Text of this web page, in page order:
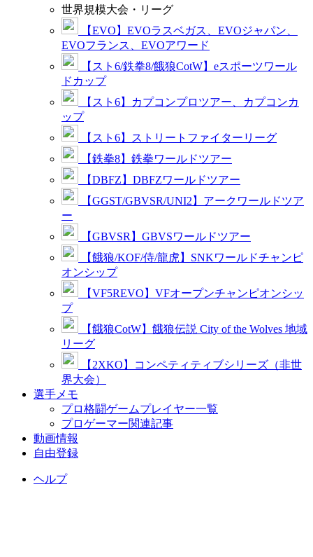
世界規模大会・リーグ
【EVO】EVOラスベガス、EVOジャパン、
EVOフランス、EVOアワード
【スト6/鉄拳8/餓狼CotW】eスポーツワール
ドカップ
【スト6】カプコンプロツアー、カプコンカ
ップ
【スト6】ストリートファイターリーグ
【鉄拳8】鉄拳ワールドツアー
【DBFZ】DBFZワールドツアー
【GGST/GBVSR/UNI2】アークワールドツア
ー
【GBVSR】GBVSワールドツアー
【餓狼/KOF/侍/龍虎】SNKワールドチャンピ
オンシップ
【VF5REVO】VFオープンチャンピオンシッ
プ
【餓狼CotW】餓狼伝説 City of the Wolves 地域
リーグ
【2XKO】コンペティティブシリーズ（非世
界大会）
選手メモ
プロ格闘ゲームプレイヤー一覧
プロゲーマー関連記事
動画情報
自由登録
ヘルプ